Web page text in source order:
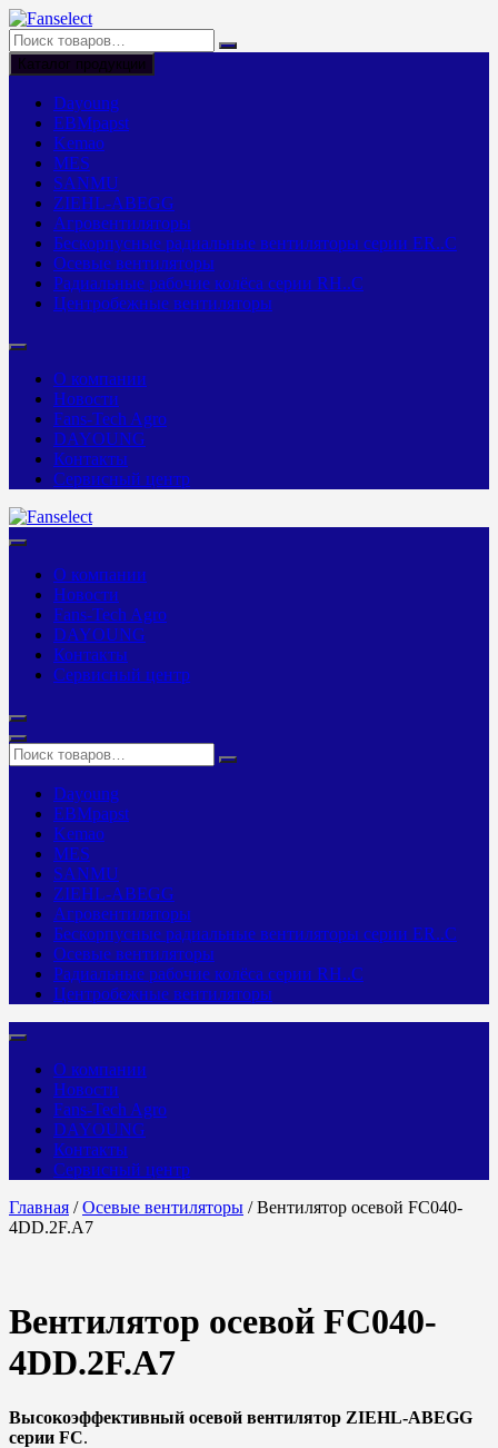
Перейти
к
содержимому
Каталог продукции
Dayoung
EBMpapst
Kemao
MES
SANMU
ZIEHL-ABEGG
Агровентиляторы
Бескорпусные радиальные вентиляторы серии ER..C
Осевые вентиляторы
Радиальные рабочие колёса серии RH..C
Центробежные вентиляторы
О компании
Новости
Fans-Tech Agro
DAYOUNG
Контакты
Сервисный центр
О компании
Новости
Fans-Tech Agro
DAYOUNG
Контакты
Сервисный центр
Dayoung
EBMpapst
Kemao
MES
SANMU
ZIEHL-ABEGG
Агровентиляторы
Бескорпусные радиальные вентиляторы серии ER..C
Осевые вентиляторы
Радиальные рабочие колёса серии RH..C
Центробежные вентиляторы
О компании
Новости
Fans-Tech Agro
DAYOUNG
Контакты
Сервисный центр
Главная /Осевые вентиляторы / Вентилятор осевой FC040-
4DD.2F.A7
Вентилятор осевой FC040-
4DD.2F.A7
Высокоэффективный осевой вентилятор ZIEHL-ABEGG
серии FC.